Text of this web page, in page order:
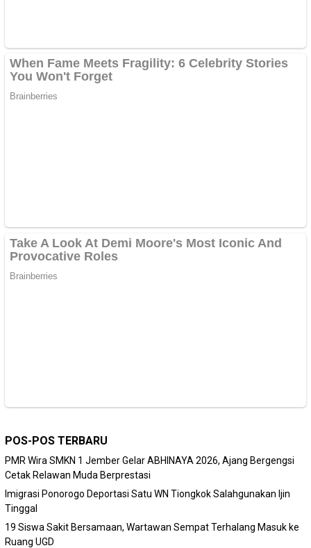
POS-POS TERBARU
PMR Wira SMKN 1 Jember Gelar ABHINAYA 2026, Ajang Bergengsi
Cetak Relawan Muda Berprestasi
Imigrasi Ponorogo Deportasi Satu WN Tiongkok Salahgunakan Ijin
Tinggal
19 Siswa Sakit Bersamaan, Wartawan Sempat Terhalang Masuk ke
Ruang UGD